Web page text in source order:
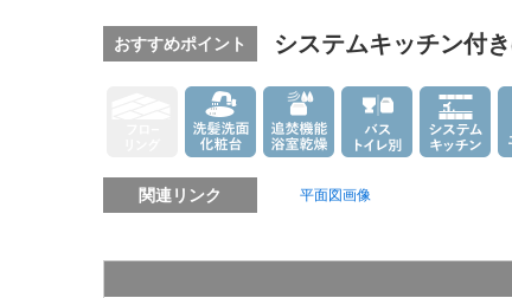
おすすめポイント システムキッチン付
関連リンク 平面図画像